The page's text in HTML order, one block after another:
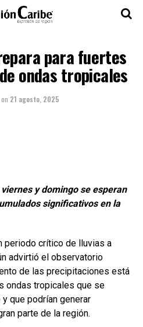
para fuertes
ondas tropicales
on 21 agosto, 2025
y domingo se esperan
significativos en la
periodo crítico de lluvias a
advirtió el observatorio
de las precipitaciones está
ondas tropicales que se
que podrían generar
parte de la región.